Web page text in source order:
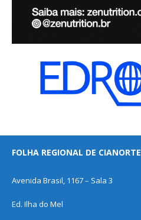
FOLHA REGIONAL DE CIANORTE
Avenida Brasil, 1167 – Sala 3
Ed. Ilha do Mel